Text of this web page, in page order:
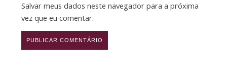
Salvar meus dados neste navegador para a próxima
vez que eu comentar.